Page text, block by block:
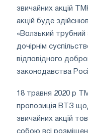
звичайних акцій
акцій буде
«Волзький
дочірнім
відповідного
законодавства
18 травня 2020 р
пропозиція ВТЗ
звичайних акцій
собою всі